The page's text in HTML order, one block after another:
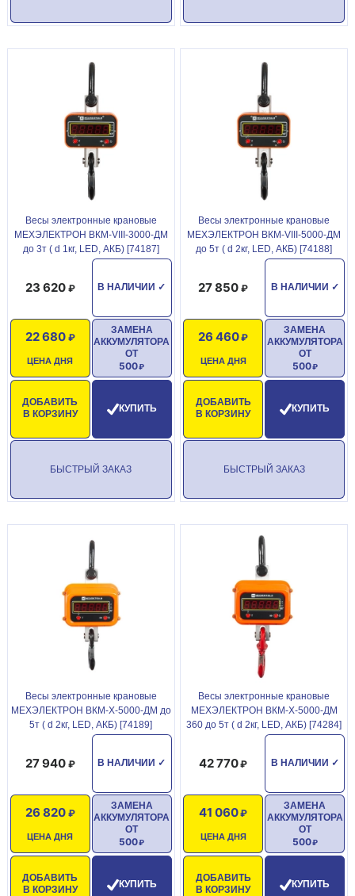
Весы электронные крановые
МЕХЭЛЕКТРОН ВКМ-VIII-3000-ДМ
до 3т ( d 1кг, LED, АКБ) [74187]
В НАЛИЧИИ ✓
23 620
ЦЕНА ДНЯ
22 680
ДОБАВИТЬ
В КОРЗИНУ
ЗАМЕНА
АККУМУЛЯТОРА
ОТ
500
КУПИТЬ
БЫСТРЫЙ ЗАКАЗ
Весы электронные крановые
МЕХЭЛЕКТРОН ВКМ-VIII-5000-ДМ
до 5т ( d 2кг, LED, АКБ) [74188]
В НАЛИЧИИ ✓
27 850
ЦЕНА ДНЯ
26 460
ДОБАВИТЬ
В КОРЗИНУ
ЗАМЕНА
АККУМУЛЯТОРА
ОТ
500
КУПИТЬ
БЫСТРЫЙ ЗАКАЗ
Весы электронные крановые
МЕХЭЛЕКТРОН ВКМ-X-5000-ДМ до
5т ( d 2кг, LED, АКБ) [74189]
В НАЛИЧИИ ✓
27 940
ЦЕНА ДНЯ
26 820
ДОБАВИТЬ
В КОРЗИНУ
ЗАМЕНА
АККУМУЛЯТОРА
ОТ
500
КУПИТЬ
Весы электронные крановые
МЕХЭЛЕКТРОН ВКМ-X-5000-ДМ
360 до 5т ( d 2кг, LED, АКБ) [74284]
В НАЛИЧИИ ✓
42 770
ЦЕНА ДНЯ
41 060
ДОБАВИТЬ
В КОРЗИНУ
ЗАМЕНА
АККУМУЛЯТОРА
ОТ
500
КУПИТЬ